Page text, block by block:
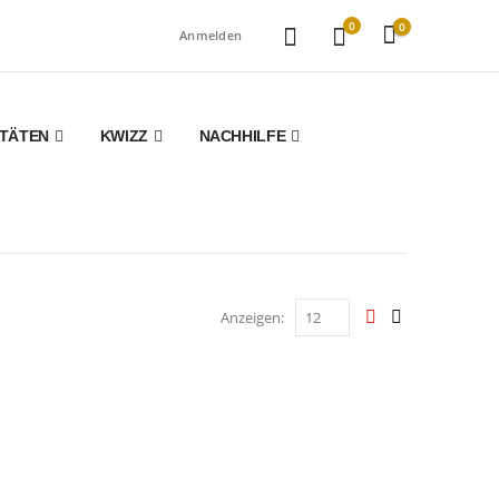
Anmelden
0 0
KWIZZ NACHHILFE
Anzeigen: